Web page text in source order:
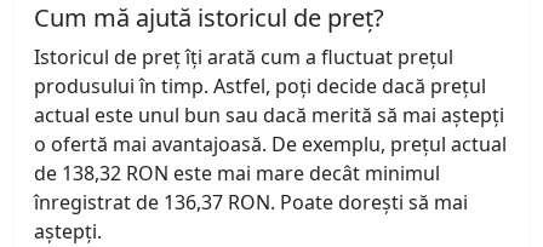
Cum mă ajută istoricul de preț?
Istoricul de preț îți arată cum a fluctuat prețul
produsului în timp. Astfel, poți decide dacă prețul
actual este unul bun sau dacă merită să mai aștepți
o ofertă mai avantajoasă. De exemplu, prețul actual
de 138,32 RON este mai mare decât minimul
înregistrat de 136,37 RON. Poate dorești să mai
aștepți.